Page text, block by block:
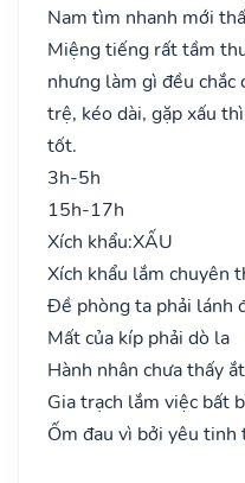
Nam tìm nhanh mới
Miệng tiếng rất tầm
nhưng làm gì đều chắc
trệ, kéo dài, gặp xấu
tốt.
3h-5h
15h-17h
Xích khẩu:XẤU
Xích khẩu lắm chuyên
Đề phòng ta phải lánh
Mất của kíp phải dò la
Hành nhân chưa thấy
Gia trạch lắm việc bất
Ốm đau vì bởi yêu tinh